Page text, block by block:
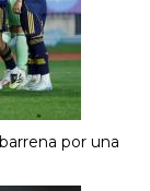
por una